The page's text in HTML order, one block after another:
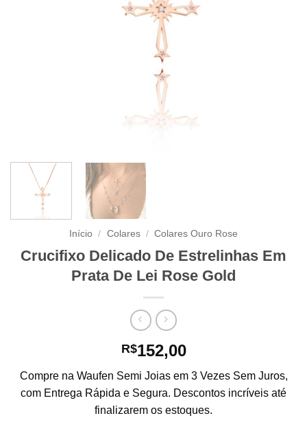
Início / Colares / Colares Ouro Rose
Crucifixo Delicado De Estrelinhas Em
Prata De Lei Rose Gold
R$152,00
Compre na Waufen Semi Joias em 3 Vezes Sem Juros,
com Entrega Rápida e Segura. Descontos incríveis até
finalizarem os estoques.